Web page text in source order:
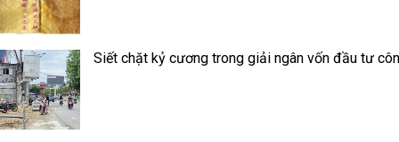
Siết chặt kỷ cương trong giải ngân vốn đầu tư